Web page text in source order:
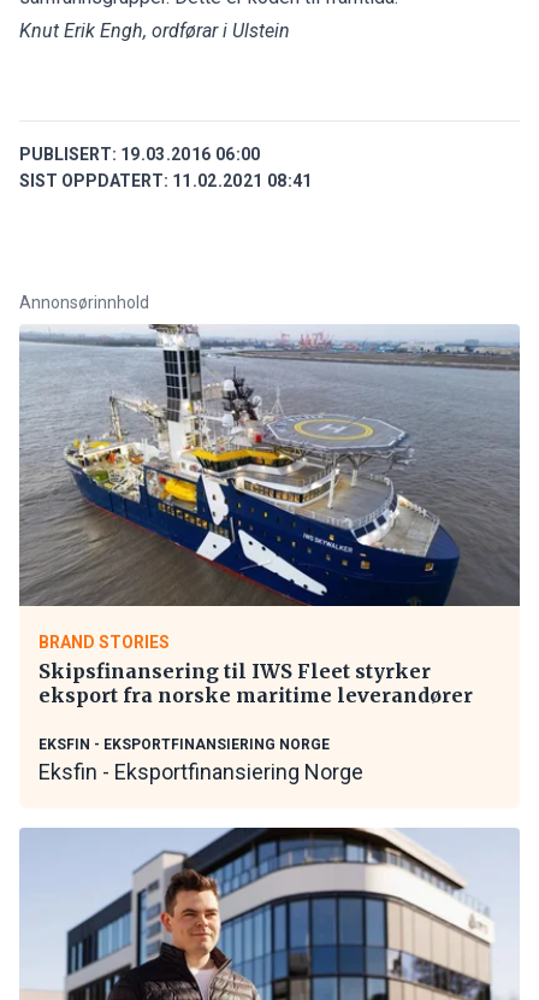
Knut Erik Engh, ordførar i Ulstein
PUBLISERT: 19.03.2016 06:00
SIST OPPDATERT: 11.02.2021 08:41
Annonsørinnhold
BRAND STORIES
Skipsfinansering til IWS Fleet styrker
eksport fra norske maritime leverandører
EKSFIN - EKSPORTFINANSIERING NORGE
Eksfin - Eksportfinansiering Norge